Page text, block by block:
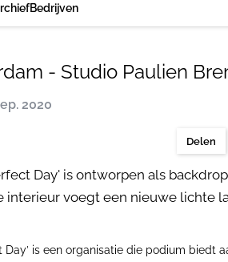
Bedrijven
- Studio Paulien
2020
Delen
Day' is ontworpen als
voegt een nieuwe lichte
Day’ is een organisatie die podium